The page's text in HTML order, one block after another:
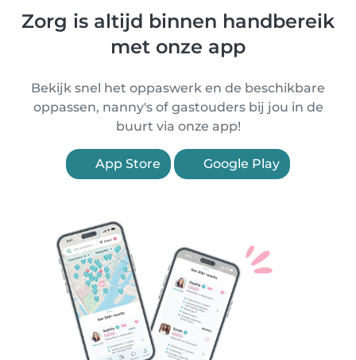
Zorg is altijd binnen handbereik
met onze app
Bekijk snel het oppaswerk en de beschikbare
oppassen, nanny's of gastouders bij jou in de
buurt via onze app!
App Store Google Play